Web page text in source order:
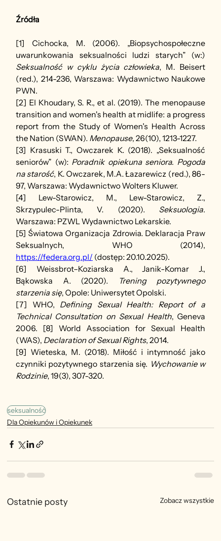
Źródła
[1] Cichocka, M. (2006). „Biopsychospołeczne
Seksualność w cyklu życia człowieka, M. Beisert
(red.), 214-236, Warszawa: Wydawnictwo Naukowe
PWN.
[2] El Khoudary, S. R., et al. (2019). The menopause
transition and women's health at midlife: a progress
report from the Study of Women's Health Across
the Nation (SWAN). Menopause, 26(10), 1213-1227.
[3] Krasuski T., Owczarek K. (2018). „Seksualność
seniorów” (w): Poradnik opiekuna seniora. Pogoda
na starość, K. Owczarek, M.A. Łazarewicz (red.), 86-
97, Warszawa: Wydawnictwo Wolters Kluwer.
[4] Lew-Starowicz, M., Lew-Starowicz, Z.,
Skrzypulec-Plinta, V. (2020). Seksuologia.
Warszawa: PZWL Wydawnictwo Lekarskie.
[5] Światowa Organizacja Zdrowia. Deklaracja Praw
https://federa.org.pl/ (dostęp: 20.10.2025).
[6] Weissbrot–Koziarska A., Janik-Komar J.,
Bąkowska A. (2020).
Trening pozytywnego
starzenia się, Opole: Uniwersytet Opolski.
[7] WHO, Defining Sexual Health: Report of a
Technical Consultation on Sexual Health, Geneva
2006. [8] World Association for Sexual Health
(WAS), Declaration of Sexual Rights, 2014.
[9] Wieteska, M. (2018). Miłość i intymność jako
czynniki pozytywnego starzenia się. Wychowanie w
Rodzinie, 19(3), 307-320.
seksualność
Dla Opiekunów i Opiekunek
Ostatnie posty Zobacz wszystkie